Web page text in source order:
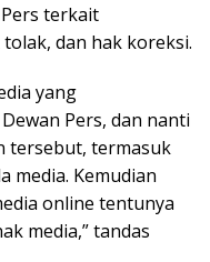
terkait
dan hak koreksi.
yang
Pers, dan nanti
tersebut, termasuk
media. Kemudian
online tentunya
media,” tandas